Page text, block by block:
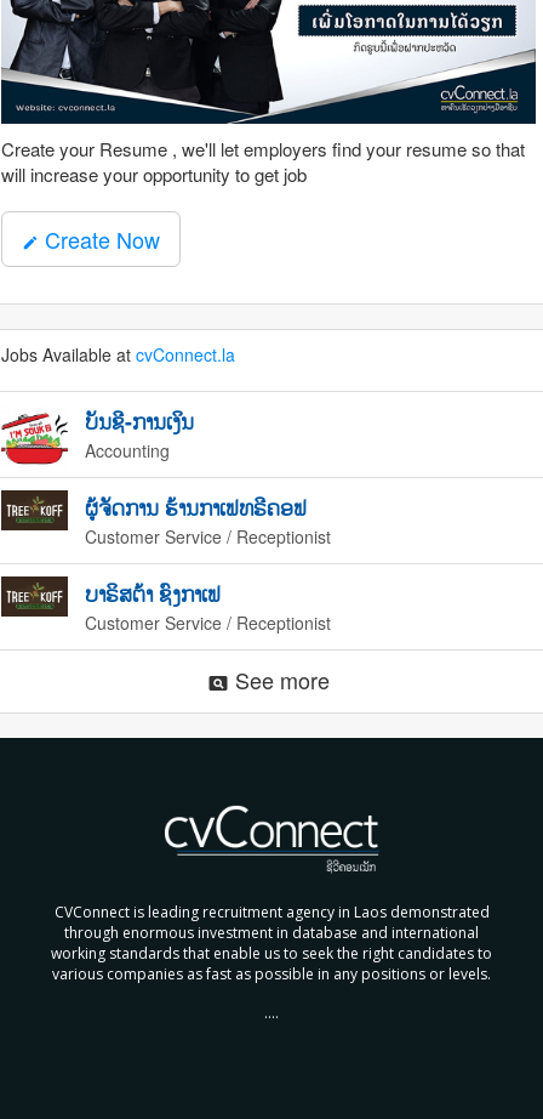
Create your Resume , we'll let employers find your resume so that
will increase your opportunity to get job
mode_edit Create Now
Jobs Available at cvConnect.la
ບັນຊີ-ການເງິນ
Accounting
ຜູ້ຈັດການ ຮ້ານກາເຟທຣີຄອຟ
Customer Service / Receptionist
ບາຣິສຕ້າ ຊົງກາເຟ
Customer Service / Receptionist
pageview See more
CVConnect is leading recruitment agency in Laos demonstrated
through enormous investment in database and international
working standards that enable us to seek the right candidates to
various companies as fast as possible in any positions or levels.
....